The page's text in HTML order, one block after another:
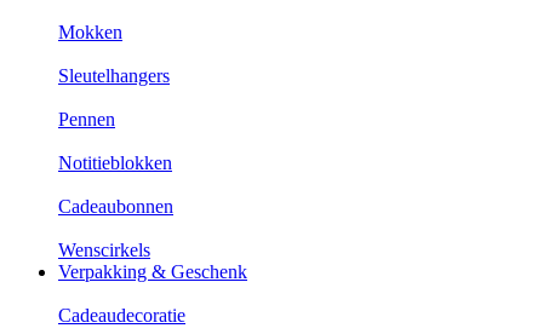
Mokken
Sleutelhangers
Pennen
Notitieblokken
Cadeaubonnen
Wenscirkels
Verpakking & Geschenk
Cadeaudecoratie